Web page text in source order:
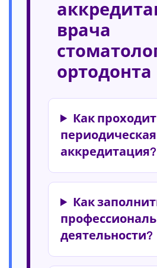
врача
ортодонта
Как проходит
периодическая
аккредитация?
Как
деятельности?